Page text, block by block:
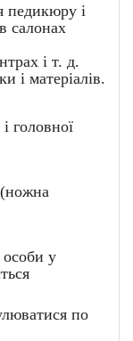
педикюру і
салонах
і т. д.
і матеріалів.
головної
(ножна
особи у
по